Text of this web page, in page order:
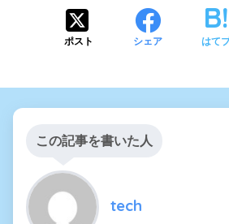
ポスト シェア はて
この記事を書いた人
tech